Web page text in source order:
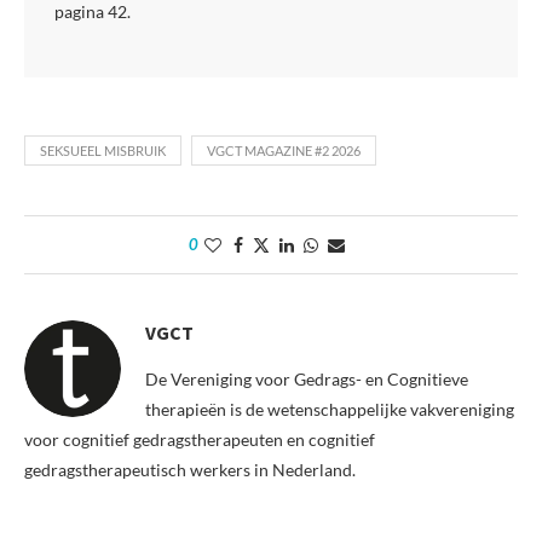
pagina 42.
SEKSUEEL MISBRUIK VGCT MAGAZINE #2 2026
0
VGCT
De Vereniging voor Gedrags- en Cognitieve
therapieën is de wetenschappelijke vakvereniging
voor cognitief gedragstherapeuten en cognitief
gedragstherapeutisch werkers in Nederland.